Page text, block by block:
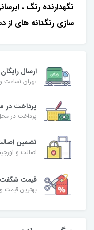
نگهدارنده رنگ ،
سازی رنگدانه های از
ارسال
تهران 1ساعت و شهرستان 1روز
پرداخت در
پرداخت در
تضمین
اصالت و
قیمت
بهترین قیمت